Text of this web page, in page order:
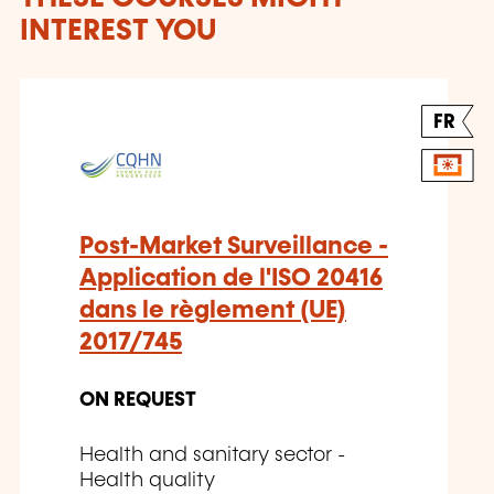
INTEREST YOU
FR
Post-Market Surveillance -
Application de l'ISO 20416
dans le règlement (UE)
2017/745
ON REQUEST
Health and sanitary sector -
Health quality